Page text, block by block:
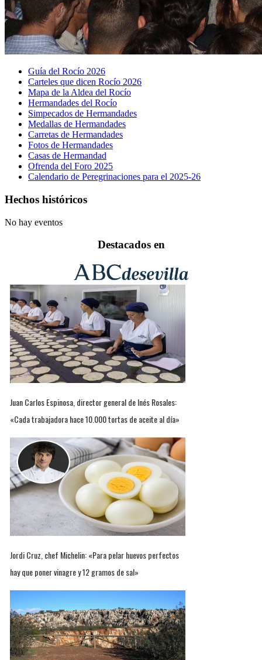
Guía del Rocío 2026
Carteles que dicen Rocío 2026
Mapa de la Aldea del Rocío
Hermandades del Rocío
Simpecados de Hermandades
Medallas de Hermandades
Carretas de Hermandades
Fotos de Hermandades
Casas de Hermandad
Ofrenda del Foro 2025
Calendario de Peregrinaciones para el 2025-26
Hechos históricos
No hay eventos
Destacados en
Juan Carlos Espinosa, director general de Inés Rosales:
«Cada trabajadora hace 10.000 tortas de aceite al día»
Jordi Cruz, chef Michelin: «Para pelar huevos perfectos
hay que poner vinagre y 12 gramos de sal»